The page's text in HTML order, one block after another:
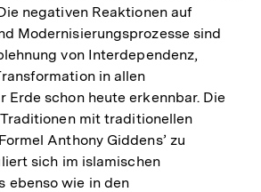
negativen Reaktionen auf
Modernisierungsprozesse sind
von Interdependenz,
in allen
Erde schon heute erkennbar. Die
mit traditionellen
Anthony Giddens’ zu
sich im islamischen
ebenso wie in den